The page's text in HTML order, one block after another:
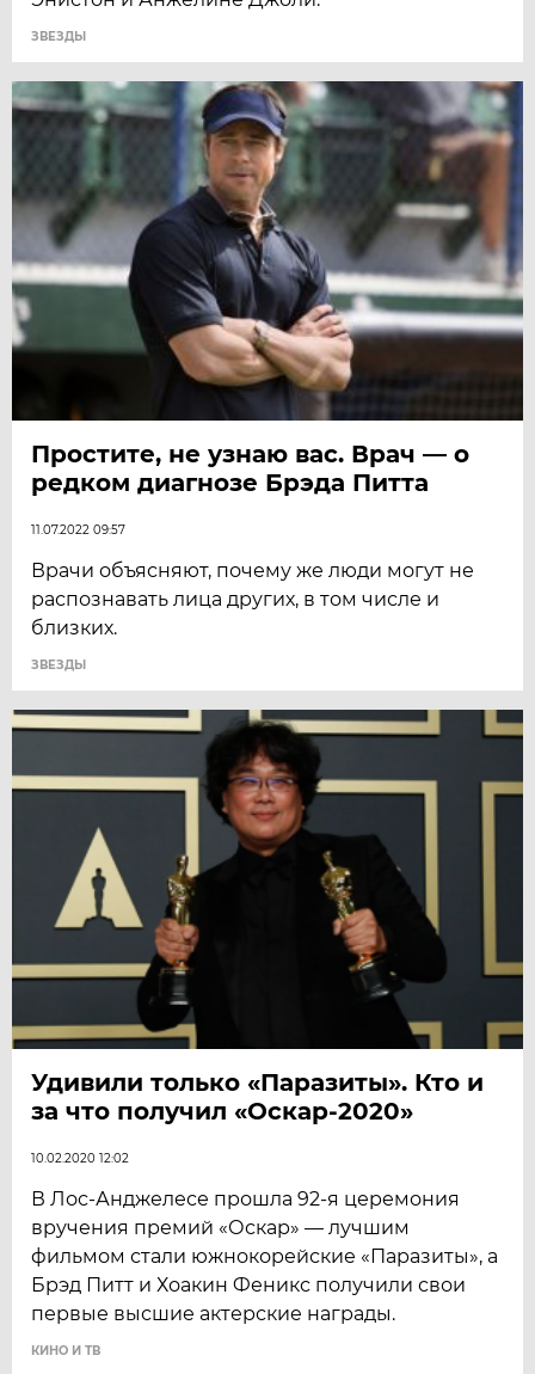
ЗВЕЗДЫ
Простите, не узнаю вас. Врач — о
редком диагнозе Брэда Питта
11.07.2022 09:57
Врачи объясняют, почему же люди могут не
распознавать лица других, в том числе и
близких.
ЗВЕЗДЫ
Удивили только «Паразиты». Кто и
за что получил «Оскар-2020»
10.02.2020 12:02
В Лос-Анджелесе прошла 92-я церемония
вручения премий «Оскар» — лучшим
фильмом стали южнокорейские «Паразиты», а
Брэд Питт и Хоакин Феникс получили свои
первые высшие актерские награды.
КИНО И ТВ